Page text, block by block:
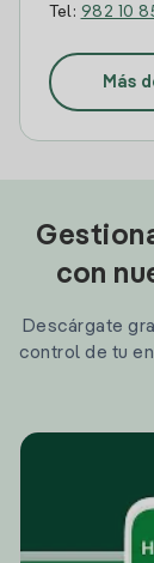
Tel: 982 10
Más
con
Descárgate
control de tu